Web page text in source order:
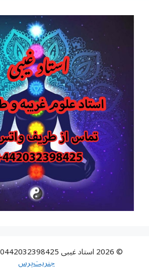
© 2026 استاد غیبی 00442032398425
جنریت‌پرس